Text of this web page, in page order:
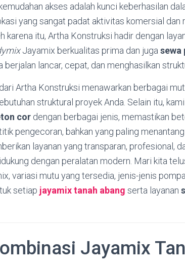
akses adalah kunci keberhasilan
yang sangat padat aktivitas komersial dan
karena itu, Artha Konstruksi hadir dengan
Jayamix berkualitas prima dan juga sewa
berjalan lancar, cepat, dan menghasilkan
dari Artha Konstruksi menawarkan berbagai
struktural proyek Anda. Selain itu,
cor dengan berbagai jenis, memastikan
pengecoran, bahkan yang paling
layanan yang transparan, profesional,
dengan peralatan modern. Mari kita
variasi mutu yang tersedia, jenis-jenis
setiap jayamix tanah abang serta layanan
Jayamix